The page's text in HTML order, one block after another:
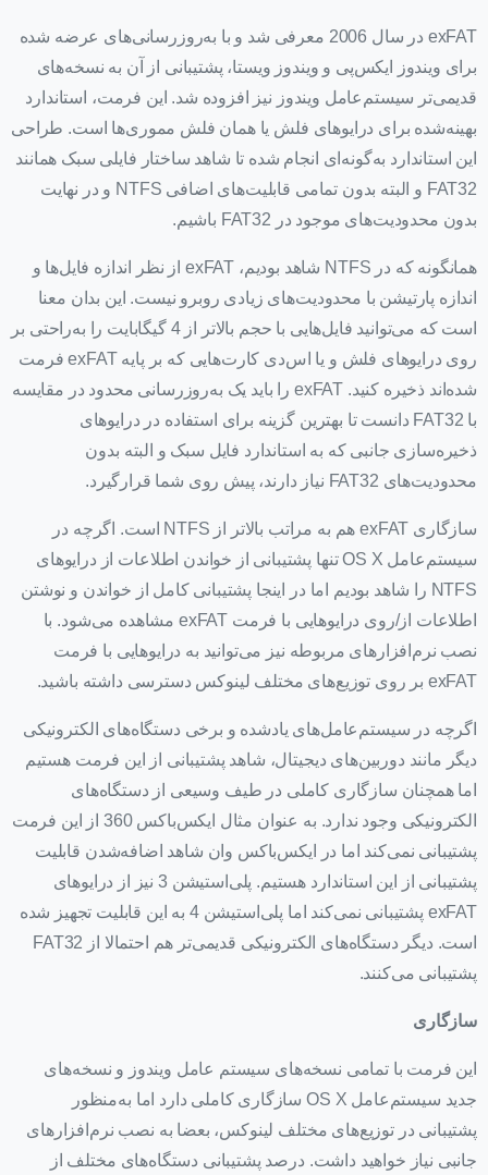
exFAT در سال 2006 معرفی شد و با به‌روزرسانی‌های عرضه شده
برای ویندوز ایکس‌پی و ویندوز ویستا، پشتیبانی از آن به نسخه‌های
قدیمی‌تر سیستم‌عامل ویندوز نیز افزوده شد. این فرمت، استاندارد
بهینه‌شده برای درایوهای فلش یا همان فلش مموری‌ها است. طراحی
این استاندارد به‌گونه‌ای انجام شده تا شاهد ساختار فایلی سبک همانند
FAT32 و البته بدون تمامی قابلیت‌های اضافی NTFS و در نهایت
بدون محدودیت‌های موجود در FAT32 باشیم.
همانگونه که در NTFS شاهد بودیم، exFAT از نظر اندازه فایل‌ها و
اندازه پارتیشن با محدودیت‌های زیادی روبرو نیست. این بدان معنا
است که می‌توانید فایل‌هایی با حجم بالاتر از 4 گیگابایت را به‌راحتی بر
روی درایوهای فلش و یا اس‌دی کارت‌هایی که بر پایه exFAT فرمت
شده‌اند ذخیره کنید. exFAT را باید یک به‌روزرسانی محدود در مقایسه
با FAT32 دانست تا بهترین گزینه برای استفاده در درایوهای
ذخیره‌سازی جانبی که به استاندارد فایل سبک و البته بدون
محدودیت‌های FAT32 نیاز دارند، پیش روی شما قرارگیرد.
سازگاری exFAT هم به مراتب بالاتر از NTFS است. اگرچه در
سیستم‌عامل OS X تنها پشتیبانی از خواندن اطلاعات از درایوهای
NTFS را شاهد بودیم اما در اینجا پشتیبانی کامل از خواندن و نوشتن
اطلاعات از/روی درایوهایی با فرمت exFAT مشاهده می‌شود. با
نصب نرم‌افزارهای مربوطه نیز می‌توانید به درایوهایی با فرمت
exFAT بر روی توزیع‌های مختلف لینوکس دسترسی داشته باشید.
اگرچه در سیستم‌عامل‌های یادشده و برخی دستگاه‌های الکترونیکی
دیگر مانند دوربین‌های دیجیتال، شاهد پشتیبانی از این فرمت هستیم
اما همچنان سازگاری کاملی در طیف وسیعی از دستگاه‌های
الکترونیکی وجود ندارد. به عنوان مثال ایکس‌باکس 360 از این فرمت
پشتیبانی نمی‌کند اما در ایکس‌باکس وان شاهد اضافه‌شدن قابلیت
پشتیبانی از این استاندارد هستیم. پلی‌استیشن 3 نیز از درایوهای
exFAT پشتیبانی نمی‌کند اما پلی‌استیشن 4 به این قابلیت تجهیز شده
است. دیگر دستگاه‌های الکترونیکی قدیمی‌تر هم احتمالا از FAT32
پشتیبانی می‌کنند.
سازگاری
این فرمت با تمامی نسخه‌های سیستم عامل ویندوز و نسخه‌های
جدید سیستم‌عامل OS X سازگاری کاملی دارد اما به‌منظور
پشتیبانی در توزیع‌های مختلف لینوکس، بعضا به نصب نرم‌افزارهای
جانبی نیاز خواهید داشت. درصد پشتیبانی دستگاه‌های مختلف از